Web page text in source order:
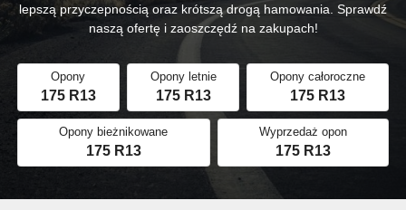
lepszą przyczepnością oraz krótszą drogą hamowania. Sprawdź
naszą ofertę i zaoszczędź na zakupach!
Opony
175 R13
Opony letnie
175 R13
Opony całoroczne
175 R13
Opony bieżnikowane
175 R13
Wyprzedaż opon
175 R13